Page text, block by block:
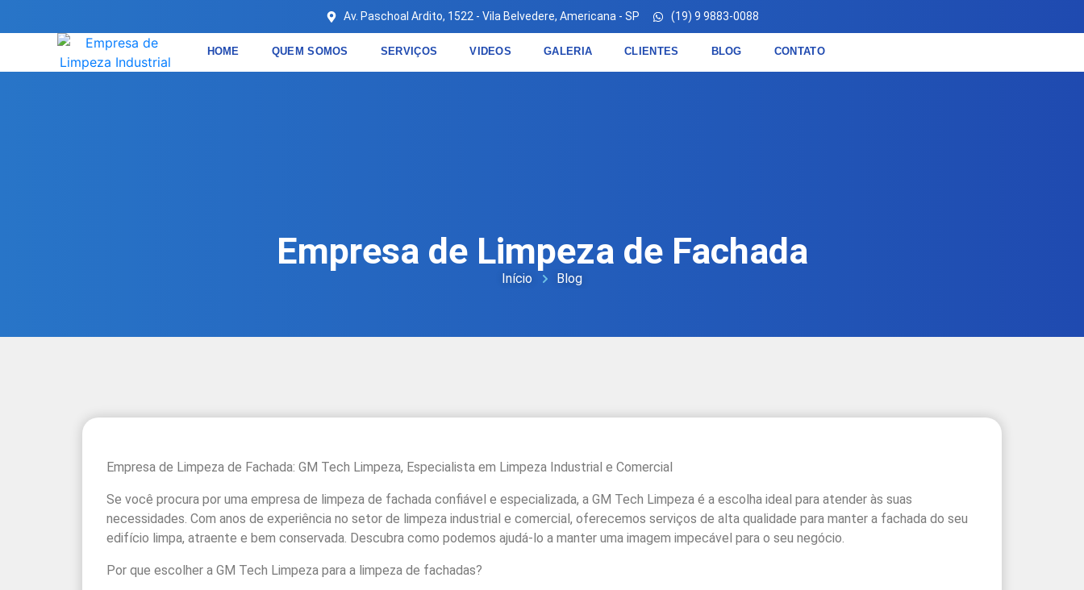
Av. Paschoal Ardito, 1522 - Vila Belvedere, Americana - SP (19) 9 9883-0088
HOME QUEM SOMOS SERVIÇOS VIDEOS GALERIA CLIENTES BLOG CONTATO
Empresa de Limpeza de Fachada
Início Blog
Empresa de Limpeza de Fachada: GM Tech Limpeza, Especialista em Limpeza Industrial e Comercial
Se você procura por uma empresa de limpeza de fachada confiável e especializada, a GM Tech Limpeza é a escolha ideal para atender às suas
necessidades. Com anos de experiência no setor de limpeza industrial e comercial, oferecemos serviços de alta qualidade para manter a fachada do seu
edifício limpa, atraente e bem conservada. Descubra como podemos ajudá-lo a manter uma imagem impecável para o seu negócio.
Por que escolher a GM Tech Limpeza para a limpeza de fachadas?